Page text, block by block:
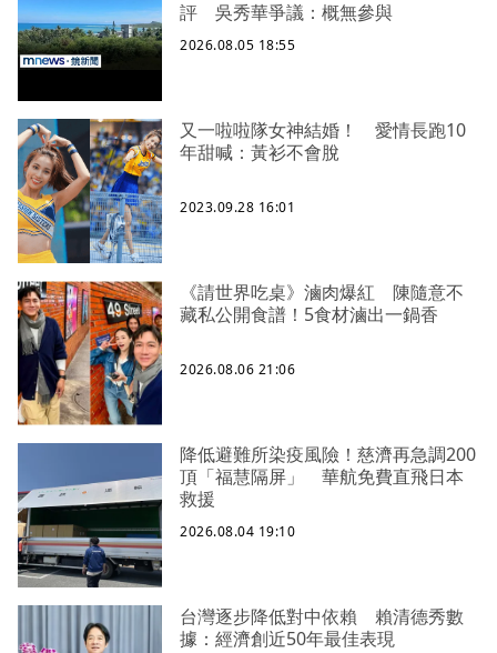
評 吳秀華爭議：概無參與
2026.08.05 18:55
又一啦啦隊女神結婚！ 愛情長跑10
年甜喊：黃衫不會脫
2023.09.28 16:01
《請世界吃桌》滷肉爆紅 陳隨意不
藏私公開食譜！5食材滷出一鍋香
2026.08.06 21:06
降低避難所染疫風險！慈濟再急調200
頂「福慧隔屏」 華航免費直飛日本
救援
2026.08.04 19:10
台灣逐步降低對中依賴 賴清德秀數
據：經濟創近50年最佳表現